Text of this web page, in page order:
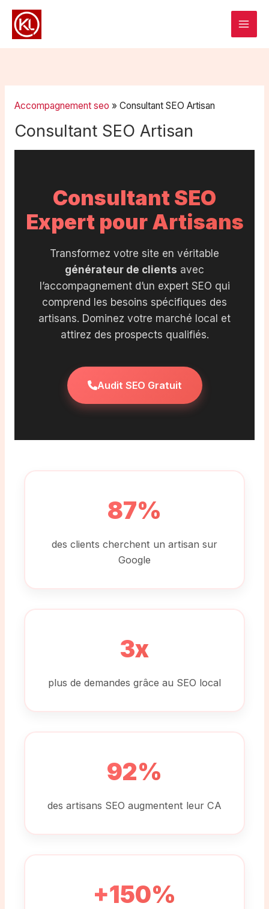
contenu
Accompagnement seo » Consultant SEO Artisan
Consultant SEO Artisan
Consultant SEO
Expert pour Artisans
Transformez votre site en véritable
générateur de clients avec
l’accompagnement d’un expert SEO qui
comprend les besoins spécifiques des
artisans. Dominez votre marché local et
attirez des prospects qualifiés.
Audit SEO Gratuit
87%
des clients cherchent un artisan sur
Google
3x
plus de demandes grâce au SEO local
92%
des artisans SEO augmentent leur CA
+150%